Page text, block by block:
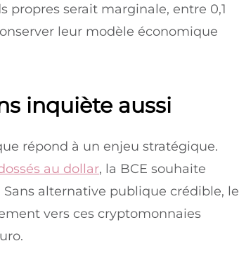
propres serait marginale, entre 0,1
leur modèle économique
inquiète aussi
répond à un enjeu stratégique.
au dollar, la BCE souhaite
alternative publique crédible, le
vers ces cryptomonnaies